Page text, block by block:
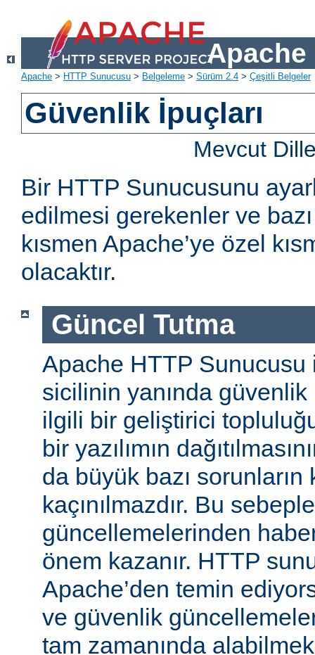
Apache
Apache > HTTP Sunucusu > Belgeleme > Sürüm 2.4 > Çeşitli Belgeler
Güvenlik İpuçları
Mevcut
Bir HTTP Sunucusunu
edilmesi gerekenler ve
kısmen Apache’ye özel
olacaktır.
Güncel Tutma
Apache HTTP Sunucusu
sicilinin yanında
ilgili bir geliştirici
bir yazılımın
da büyük bazı
kaçınılmazdır. Bu
güncellemelerinden
önem kazanır. HTTP
Apache’den temin
ve güvenlik
tam zamanında